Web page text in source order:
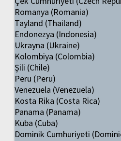
Romanya (Romania)
Tayland (Thailand)
Endonezya (Indonesia)
Ukrayna (Ukraine)
Kolombiya (Colombia)
Şili (Chile)
Peru (Peru)
Venezuela (Venezuela)
Kosta Rika (Costa Rica)
Panama (Panama)
Küba (Cuba)
Dominik Cumhuriyeti